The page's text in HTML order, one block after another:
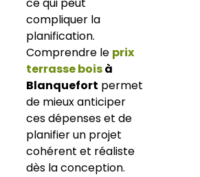
ce qui peut
compliquer la
planification.
Comprendre le prix
terrasse boisà
Blanquefort permet
de mieux anticiper
ces dépenses et de
planifier un projet
cohérent et réaliste
dès la conception.